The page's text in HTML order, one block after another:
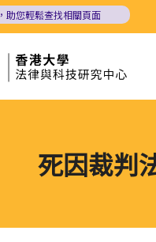
，助您輕鬆查找相關頁面
死因裁判